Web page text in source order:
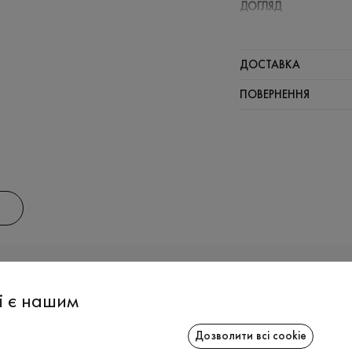
ДОГЛЯД
ДОСТАВКА
ПОВЕРНЕННЯ
є нашим
Дозволити всі cookie